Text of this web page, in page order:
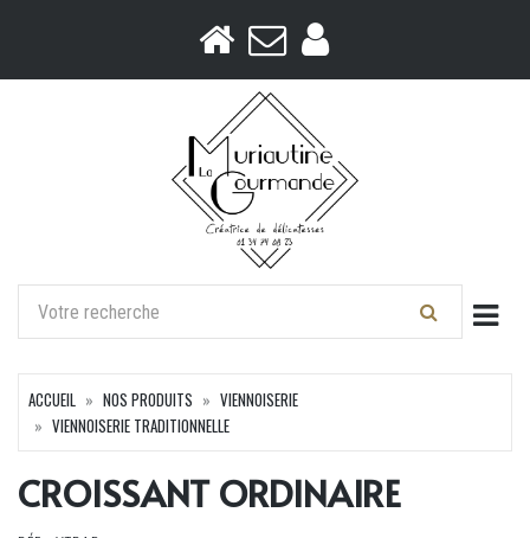
ACCUEIL NOS PRODUITS
VIENNOISERIE
VIENNOISERIE TRADITIONNELLE
CROISSANT ORDINAIRE